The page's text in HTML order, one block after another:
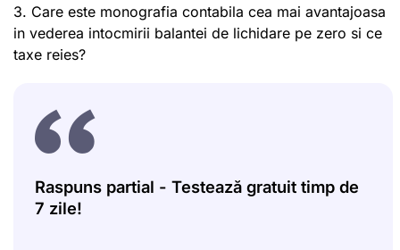
3. Care este monografia contabila cea mai avantajoasa
in vederea intocmirii balantei de lichidare pe zero si ce
taxe reies?
Raspuns partial - Testează gratuit timp de
7 zile!